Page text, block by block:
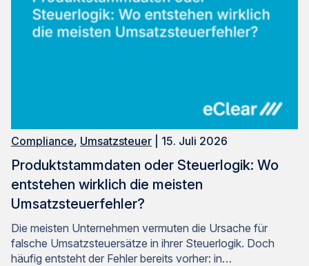
Compliance, Umsatzsteuer | 15. Juli 2026
Produktstammdaten oder Steuerlogik: Wo
entstehen wirklich die meisten
Umsatzsteuerfehler?
Die meisten Unternehmen vermuten die Ursache für
falsche Umsatzsteuersätze in ihrer Steuerlogik. Doch
häufig entsteht der Fehler bereits vorher: in…